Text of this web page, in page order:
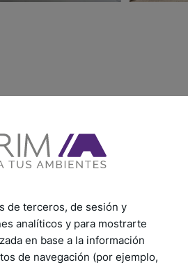
de terceros, de sesión y
analíticos y para mostrarte
en base a la información
de navegación (por ejemplo,